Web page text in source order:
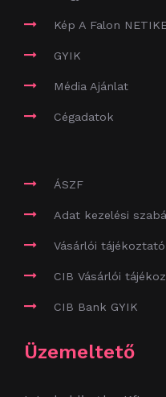
Kép A Falon
GYIK
Média Ajánlat
Cégadatok
ÁSZF
Adat kezelési
Vásárlói tájékoztató
CIB Vásárlói
CIB Bank GYIK
Üzemeltető